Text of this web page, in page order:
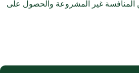
المنافسة غير المشروعة والحصول على